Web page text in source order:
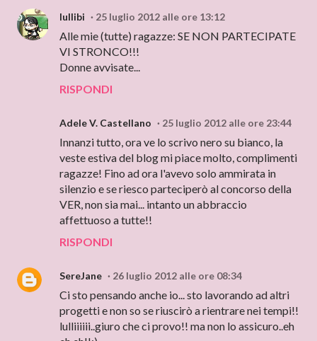
lullibi 25 luglio 2012 alle ore 13:12
Alle mie (tutte) ragazze: SE NON PARTECIPATE
VI STRONCO!!!
Donne avvisate...
RISPONDI
Adele V. Castellano 25 luglio 2012 alle ore 23:44
Innanzi tutto, ora ve lo scrivo nero su bianco, la
veste estiva del blog mi piace molto, complimenti
ragazze! Fino ad ora l'avevo solo ammirata in
silenzio e se riesco parteciperò al concorso della
VER, non sia mai... intanto un abbraccio
affettuoso a tutte!!
RISPONDI
SereJane 26 luglio 2012 alle ore 08:34
Ci sto pensando anche io... sto lavorando ad altri
progetti e non so se riuscirò a rientrare nei tempi!!
lulliiiiii..giuro che ci provo!! ma non lo assicuro..eh